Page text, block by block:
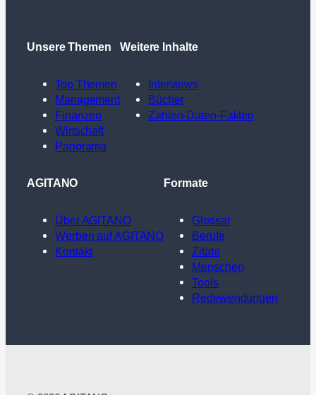
Unsere Themen
Top Themen
Management
Finanzen
Wirtschaft
Panorama
Weitere Inhalte
Interviews
Bücher
Zahlen-Daten-Fakten
AGITANO
Über AGITANO
Werben auf AGITANO
Kontakt
Formate
Glossar
Berufe
Zitate
Menschen
Tools
Redewendungen